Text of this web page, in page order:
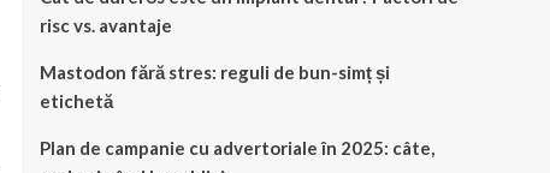
risc vs. avantaje
Mastodon fără stres: reguli de bun-simț și
etichetă
Plan de campanie cu advertoriale în 2025: câte,